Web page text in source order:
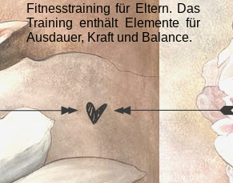
Fitnesstraining für Eltern. Das
Training enthält Elemente für
Ausdauer, Kraft und Balance.